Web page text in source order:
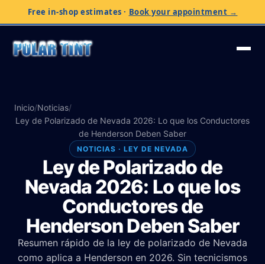
Free in-shop estimates · Book your appointment →
Inicio/Noticias/
Ley de Polarizado de Nevada 2026: Lo que los Conductores
de Henderson Deben Saber
NOTICIAS · LEY DE NEVADA
Ley de Polarizado de
Nevada 2026: Lo que los
Conductores de
Henderson Deben Saber
Resumen rápido de la ley de polarizado de Nevada
como aplica a Henderson en 2026. Sin tecnicismos